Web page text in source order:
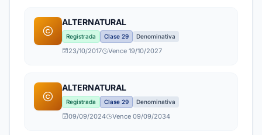
ALTERNATURAL
Registrada Clase 29 Denominativa
23/10/2017 Vence 19/10/2027
ALTERNATURAL
Registrada Clase 29 Denominativa
09/09/2024 Vence 09/09/2034